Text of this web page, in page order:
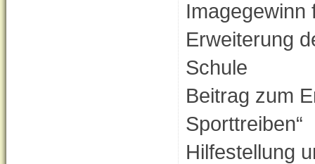
Imagegewinn
Erweiterung
Schule
Beitrag zum
Sporttreiben“
Hilfestellung